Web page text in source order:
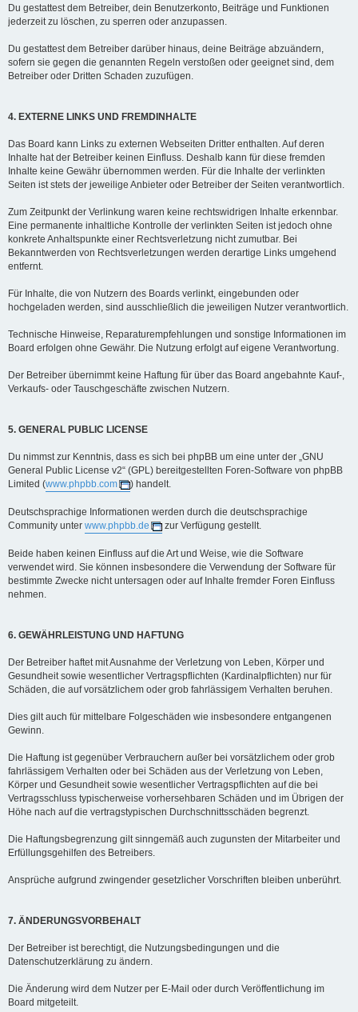
Du gestattest dem Betreiber, dein Benutzerkonto, Beiträge und Funktionen
jederzeit zu löschen, zu sperren oder anzupassen.
Du gestattest dem Betreiber darüber hinaus, deine Beiträge abzuändern,
sofern sie gegen die genannten Regeln verstoßen oder geeignet sind, dem
Betreiber oder Dritten Schaden zuzufügen.
4. EXTERNE LINKS UND FREMDINHALTE
Das Board kann Links zu externen Webseiten Dritter enthalten. Auf deren
Inhalte hat der Betreiber keinen Einfluss. Deshalb kann für diese fremden
Inhalte keine Gewähr übernommen werden. Für die Inhalte der verlinkten
Seiten ist stets der jeweilige Anbieter oder Betreiber der Seiten verantwortlich.
Zum Zeitpunkt der Verlinkung waren keine rechtswidrigen Inhalte erkennbar.
Eine permanente inhaltliche Kontrolle der verlinkten Seiten ist jedoch ohne
konkrete Anhaltspunkte einer Rechtsverletzung nicht zumutbar. Bei
Bekanntwerden von Rechtsverletzungen werden derartige Links umgehend
entfernt.
Für Inhalte, die von Nutzern des Boards verlinkt, eingebunden oder
hochgeladen werden, sind ausschließlich die jeweiligen Nutzer verantwortlich.
Technische Hinweise, Reparaturempfehlungen und sonstige Informationen im
Board erfolgen ohne Gewähr. Die Nutzung erfolgt auf eigene Verantwortung.
Der Betreiber übernimmt keine Haftung für über das Board angebahnte Kauf-,
Verkaufs- oder Tauschgeschäfte zwischen Nutzern.
5. GENERAL PUBLIC LICENSE
Du nimmst zur Kenntnis, dass es sich bei phpBB um eine unter der „GNU
General Public License v2“ (GPL) bereitgestellten Foren-Software von phpBB
Limited (www.phpbb.com ) handelt.
Deutschsprachige Informationen werden durch die deutschsprachige
Community unter www.phpbb.de zur Verfügung gestellt.
Beide haben keinen Einfluss auf die Art und Weise, wie die Software
verwendet wird. Sie können insbesondere die Verwendung der Software für
bestimmte Zwecke nicht untersagen oder auf Inhalte fremder Foren Einfluss
nehmen.
6. GEWÄHRLEISTUNG UND HAFTUNG
Der Betreiber haftet mit Ausnahme der Verletzung von Leben, Körper und
Gesundheit sowie wesentlicher Vertragspflichten (Kardinalpflichten) nur für
Schäden, die auf vorsätzlichem oder grob fahrlässigem Verhalten beruhen.
Dies gilt auch für mittelbare Folgeschäden wie insbesondere entgangenen
Gewinn.
Die Haftung ist gegenüber Verbrauchern außer bei vorsätzlichem oder grob
fahrlässigem Verhalten oder bei Schäden aus der Verletzung von Leben,
Körper und Gesundheit sowie wesentlicher Vertragspflichten auf die bei
Vertragsschluss typischerweise vorhersehbaren Schäden und im Übrigen der
Höhe nach auf die vertragstypischen Durchschnittsschäden begrenzt.
Die Haftungsbegrenzung gilt sinngemäß auch zugunsten der Mitarbeiter und
Erfüllungsgehilfen des Betreibers.
Ansprüche aufgrund zwingender gesetzlicher Vorschriften bleiben unberührt.
7. ÄNDERUNGSVORBEHALT
Der Betreiber ist berechtigt, die Nutzungsbedingungen und die
Datenschutzerklärung zu ändern.
Die Änderung wird dem Nutzer per E-Mail oder durch Veröffentlichung im
Board mitgeteilt.